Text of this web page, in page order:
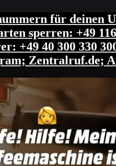
für deinen
sperren: +49
+49 40 300 330
Zentralruf.de;